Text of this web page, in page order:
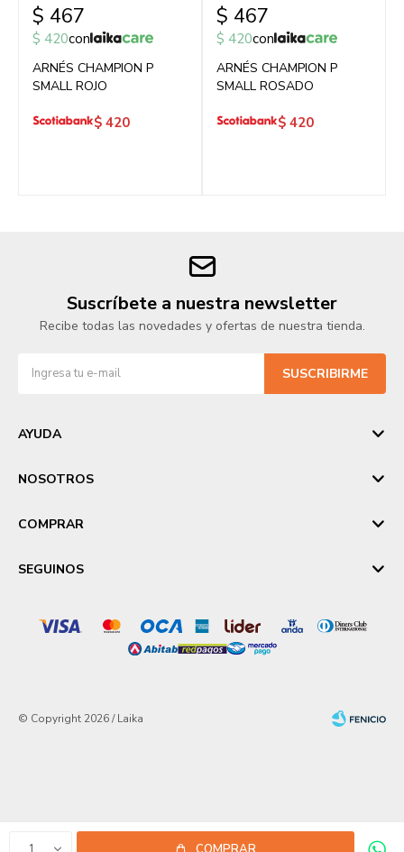
$ 467
$ 420con
ARNÉS CHAMPION P
SMALL ROJO
$ 420
$ 467
$ 420con
ARNÉS CHAMPION P
SMALL ROSADO
$ 420
Suscríbete a nuestra newsletter
Recibe todas las novedades y ofertas de nuestra tienda.
SUSCRIBIRME
AYUDA
NOSOTROS
COMPRAR
SEGUINOS
© Copyright 2026 / Laika